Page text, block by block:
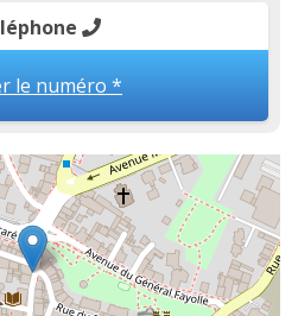
le numéro *